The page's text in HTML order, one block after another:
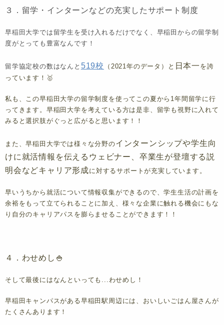
３．留学・インターンなどの充実したサポート制度
早稲田大学では留学生を受け入れるだけでなく、早稲田からの留学制
度がとっても豊富なんです！
留学協定校の数はなんと 519校 （2021年のデータ）と 日本一 を誇
っています！🥇
私も、この早稲田大学の留学制度を使ってこの夏から1年間留学に行
ってきます。早稲田大学を考えている方は是非、留学も視野に入れて
みると選択肢がぐっと広がると思います！！
また、早稲田大学では様々な分野のインターンシップや学生向
けに就活情報を伝えるウェビナー、卒業生が登壇する説
明会などキャリア形成に対するサポートが充実しています。
早いうちから就活について情報収集ができるので、学生生活の計画を
余裕をもって立てられることに加え、様々な企業に触れる機会にもな
り自分のキャリアパスを膨らませる ことができます！！
４．わせめし🍚
そして最後にはなんといっても...わせめし！
早稲田キャンパスがある早稲田駅周辺には、おいしいごはん屋さんが
たくさんあります！